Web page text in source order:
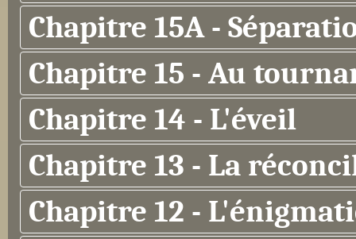
Chapitre 15A -
Chapitre 15 - Au
Chapitre 14 - L'éveil
Chapitre 13 - La
Chapitre 12 -